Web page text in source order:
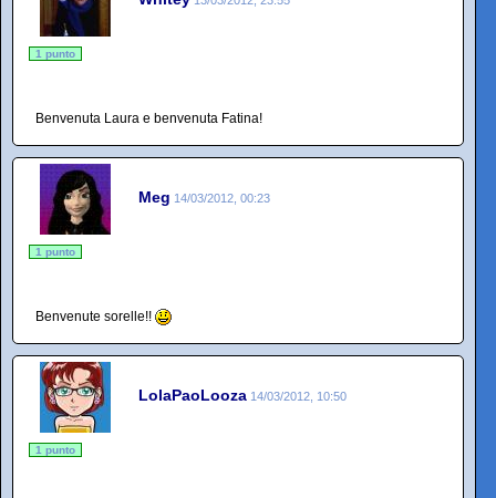
1 punto
Benvenuta Laura e benvenuta Fatina!
Meg 14/03/2012, 00:23
1 punto
Benvenute sorelle!!
LolaPaoLooza 14/03/2012, 10:50
1 punto